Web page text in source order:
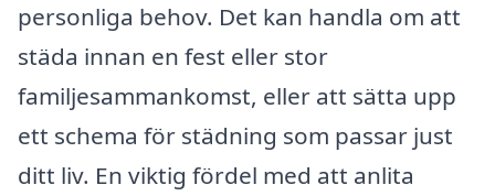
personliga behov. Det kan handla om att
städa innan en fest eller stor
familjesammankomst, eller att sätta upp
ett schema för städning som passar just
ditt liv. En viktig fördel med att anlita